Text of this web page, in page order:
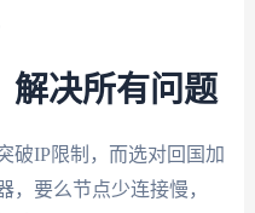
解决所有问题
破IP限制，而选对回国加
，要么节点少连接慢，